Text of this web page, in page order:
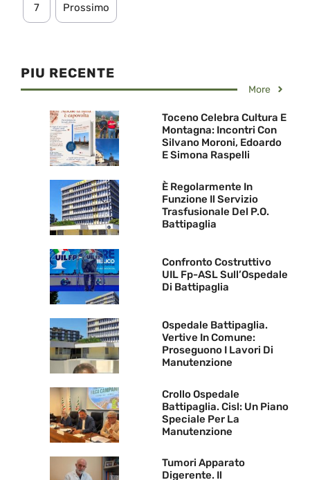
7 Prossimo
PIU RECENTE
More
Toceno Celebra Cultura E
Montagna: Incontri Con
Silvano Moroni, Edoardo
E Simona Raspelli
È Regolarmente In
Funzione Il Servizio
Trasfusionale Del P.O.
Battipaglia
Confronto Costruttivo
UIL Fp-ASL Sull’Ospedale
Di Battipaglia
Ospedale Battipaglia.
Vertive In Comune:
Proseguono I Lavori Di
Manutenzione
Crollo Ospedale
Battipaglia. Cisl: Un Piano
Speciale Per La
Manutenzione
Tumori Apparato
Digerente. Il